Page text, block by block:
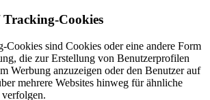
Cookies
Cookies sind Cookies oder eine andere Form
die zur Erstellung von Benutzerprofilen
Werbung anzuzeigen oder den Benutzer auf
mehrere Websites hinweg für ähnliche